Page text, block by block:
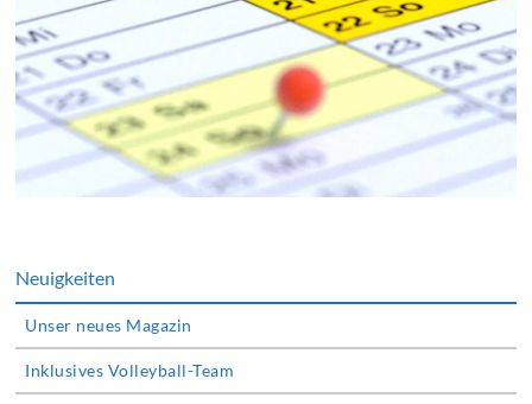
Neuigkeiten
Unser neues Magazin
Inklusives Volleyball-Team